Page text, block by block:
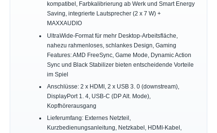
kompatibel, Farbkalibrierung ab Werk und Smart Energy
Saving, integrierte Lautsprecher (2 x 7 W) +
MAXXAUDIO
UltraWide-Format für mehr Desktop-Arbeitsfläche,
nahezu rahmenloses, schlankes Design, Gaming
Features: AMD FreeSync, Game Mode, Dynamic Action
Sync und Black Stabilizer bieten entscheidende Vorteile
im Spiel
Anschlüsse: 2 x HDMI, 2 x USB 3. 0 (downstream),
DisplayPort 1. 4, USB-C (DP Alt. Mode),
Kopfhörerausgang
Lieferumfang: Externes Netzteil,
Kurzbedienungsanleitung, Netzkabel, HDMI-Kabel,